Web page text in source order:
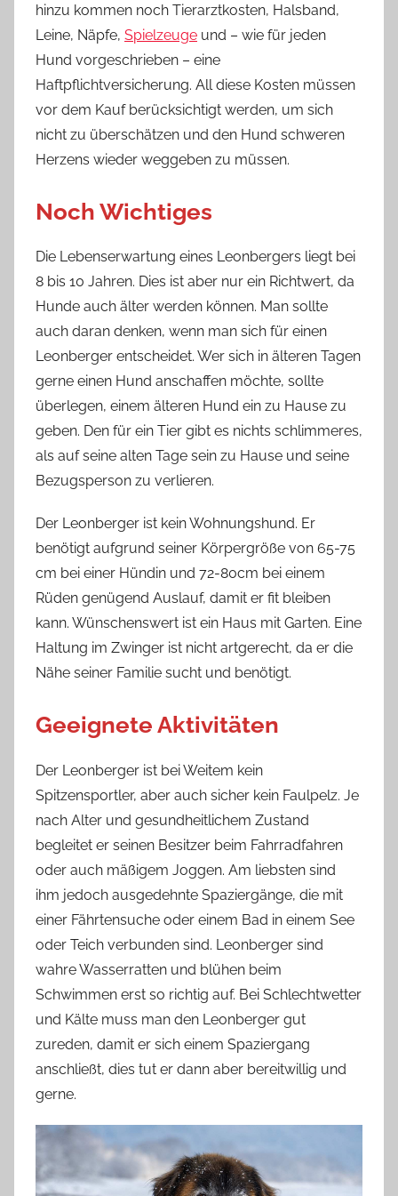
hinzu kommen noch Tierarztkosten, Halsband,
Leine, Näpfe, Spielzeuge und – wie für jeden
Hund vorgeschrieben – eine
Haftpflichtversicherung. All diese Kosten müssen
vor dem Kauf berücksichtigt werden, um sich
nicht zu überschätzen und den Hund schweren
Herzens wieder weggeben zu müssen.
Noch Wichtiges
Die Lebenserwartung eines Leonbergers liegt bei
8 bis 10 Jahren. Dies ist aber nur ein Richtwert, da
Hunde auch älter werden können. Man sollte
auch daran denken, wenn man sich für einen
Leonberger entscheidet. Wer sich in älteren Tagen
gerne einen Hund anschaffen möchte, sollte
überlegen, einem älteren Hund ein zu Hause zu
geben. Den für ein Tier gibt es nichts schlimmeres,
als auf seine alten Tage sein zu Hause und seine
Bezugsperson zu verlieren.
Der Leonberger ist kein Wohnungshund. Er
benötigt aufgrund seiner Körpergröße von 65-75
cm bei einer Hündin und 72-80cm bei einem
Rüden genügend Auslauf, damit er fit bleiben
kann. Wünschenswert ist ein Haus mit Garten. Eine
Haltung im Zwinger ist nicht artgerecht, da er die
Nähe seiner Familie sucht und benötigt.
Geeignete Aktivitäten
Der Leonberger ist bei Weitem kein
Spitzensportler, aber auch sicher kein Faulpelz. Je
nach Alter und gesundheitlichem Zustand
begleitet er seinen Besitzer beim Fahrradfahren
oder auch mäßigem Joggen. Am liebsten sind
ihm jedoch ausgedehnte Spaziergänge, die mit
einer Fährtensuche oder einem Bad in einem See
oder Teich verbunden sind. Leonberger sind
wahre Wasserratten und blühen beim
Schwimmen erst so richtig auf. Bei Schlechtwetter
und Kälte muss man den Leonberger gut
zureden, damit er sich einem Spaziergang
anschließt, dies tut er dann aber bereitwillig und
gerne.